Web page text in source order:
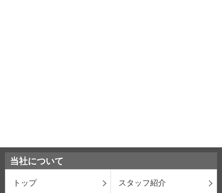
当社について
トップ スタッフ紹介